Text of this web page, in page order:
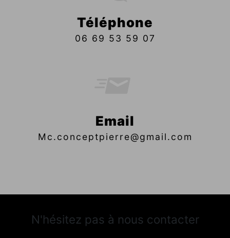
Téléphone
06 69 53 59 07
Email
mc.conceptpierre@gmail.com
N'hésitez pas à nous contacter